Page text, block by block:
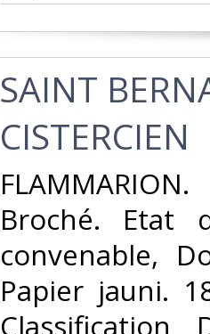
‎SAINT
CISTERCIEN‎
Broché. Etat
convenable,
Papier jauni.
Classification